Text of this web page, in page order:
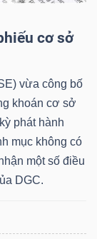
cơ sở
vừa công bố
khoán cơ sở
phát hành
mục không có
một số điều
DGC.